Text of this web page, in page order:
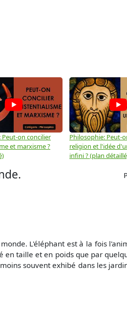
Peut-on concilier
et marxisme ?
Philosophie: Peut-
religion et l'idée
infini ? (plan
L'éléphant est à la fois
taille et en poids que par
souvent exhibé dans les